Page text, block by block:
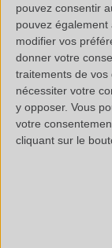
pouvez consentir
pouvez
modifier vos
donner votre
traitements de
nécessiter votre
y opposer. Vous
votre
cliquant sur le
The recognition
comparison
allows the
(s) of the sample.
BENEFITS
Fast & simple: